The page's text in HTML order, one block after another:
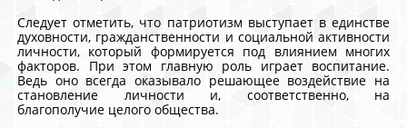
Следует отметить, что патриотизм выступает в единстве
духовности, гражданственности и социальной активности
личности, который формируется под влиянием многих
факторов. При этом главную роль играет воспитание.
Ведь оно всегда оказывало решающее воздействие на
становление личности и, соответственно, на
благополучие целого общества.